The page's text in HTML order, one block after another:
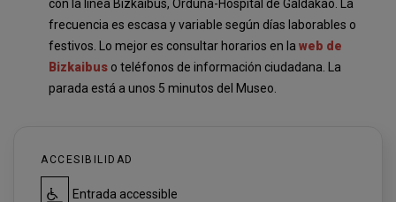
con la línea Bizkaibus, Orduña-Hospital de Galdakao. La
frecuencia es escasa y variable según días laborables o
festivos. Lo mejor es consultar horarios en la web de
Bizkaibus o teléfonos de información ciudadana. La
parada está a unos 5 minutos del Museo.
ACCESIBILIDAD
Entrada accessible